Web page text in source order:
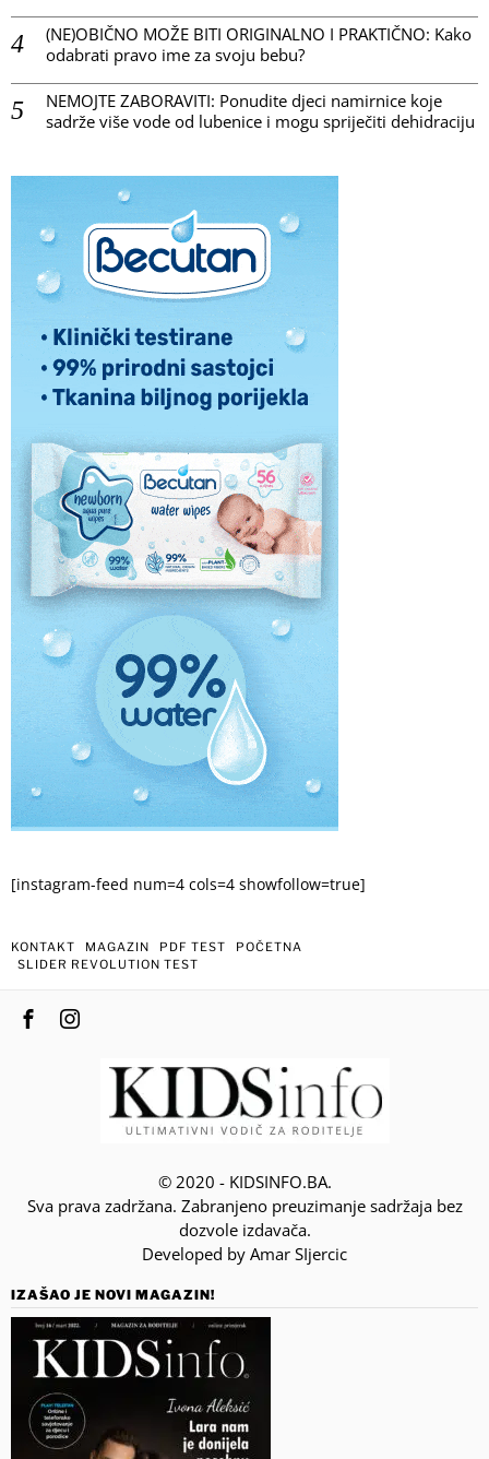
(NE)OBIČNO MOŽE BITI ORIGINALNO I PRAKTIČNO: Kako
odabrati pravo ime za svoju bebu?
NEMOJTE ZABORAVITI: Ponudite djeci namirnice koje
sadrže više vode od lubenice i mogu spriječiti dehidraciju
[instagram-feed num=4 cols=4 showfollow=true]
KONTAKT MAGAZIN PDF TEST
POČETNA
SLIDER REVOLUTION TEST
© 2020 - KIDSINFO.BA.
Sva prava zadržana. Zabranjeno preuzimanje sadržaja bez
dozvole izdavača.
Developed by Amar SIjercic
IZAŠAO JE NOVI MAGAZIN!